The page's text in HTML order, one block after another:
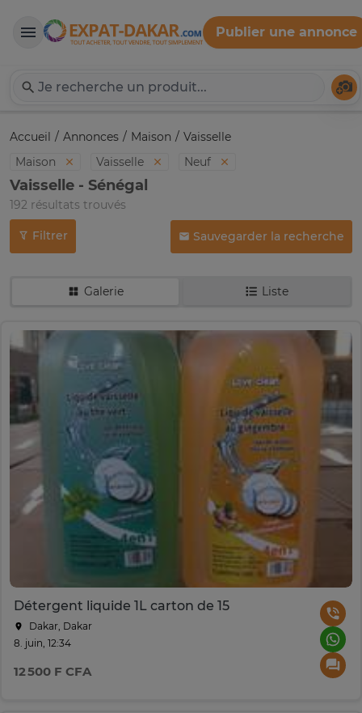
Expat-Dakar
Publier une annonce
Accueil Annonces Maison
Vaisselle
Maison
Vaisselle Neuf
Vaisselle - Sénégal
192 résultats trouvés
Filtrer Sauvegarder la recherche
Galerie Liste
Détergent liquide 1L carton de 15
Dakar, Dakar
8. juin, 12:34
12 500 F CFA